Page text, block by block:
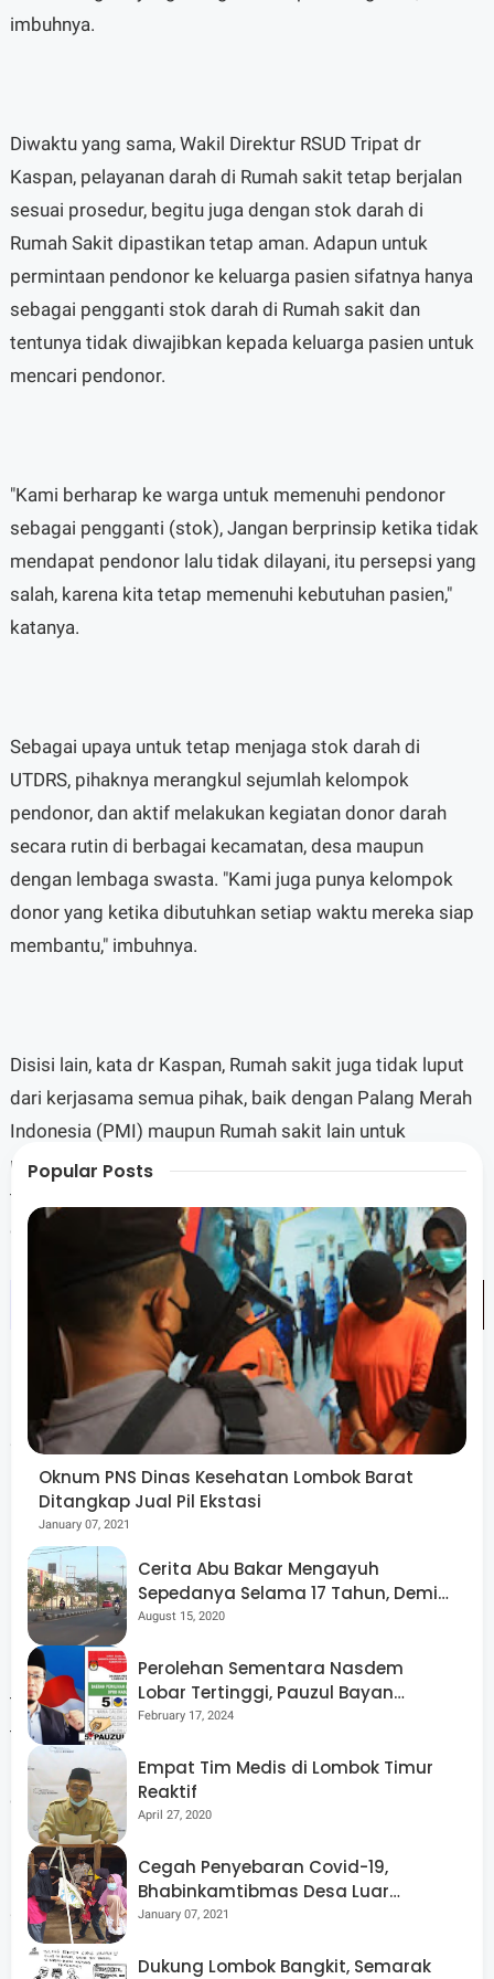
imbuhnya.
Diwaktu yang sama, Wakil Direktur RSUD Tripat dr
Kaspan, pelayanan darah di Rumah sakit tetap berjalan
sesuai prosedur, begitu juga dengan stok darah di
Rumah Sakit dipastikan tetap aman. Adapun untuk
permintaan pendonor ke keluarga pasien sifatnya hanya
sebagai pengganti stok darah di Rumah sakit dan
tentunya tidak diwajibkan kepada keluarga pasien untuk
mencari pendonor.
"Kami berharap ke warga untuk memenuhi pendonor
sebagai pengganti (stok), Jangan berprinsip ketika tidak
mendapat pendonor lalu tidak dilayani, itu persepsi yang
salah, karena kita tetap memenuhi kebutuhan pasien,"
katanya.
Sebagai upaya untuk tetap menjaga stok darah di
UTDRS, pihaknya merangkul sejumlah kelompok
pendonor, dan aktif melakukan kegiatan donor darah
secara rutin di berbagai kecamatan, desa maupun
dengan lembaga swasta. "Kami juga punya kelompok
donor yang ketika dibutuhkan setiap waktu mereka siap
membantu," imbuhnya.
Disisi lain, kata dr Kaspan, Rumah sakit juga tidak luput
dari kerjasama semua pihak, baik dengan Palang Merah
Indonesia (PMI) maupun Rumah sakit lain untuk
memenuhi kebutuhan pasien dan memastikan pelayanan
terhadap pasien tetap optimal. Mengingat, kebutuhan
darah di Rumah sakit mencapai 350 kantong per bulan.
“Kami tekankan, tidak ada perbedaan antara seluruh UTD
karena kita semua saling mengisi antara rumah sakit dan
PMI, bahkan kalau Rumah sakit Provinsi tidak
mempunyai darah kami penuhi," terangnya.
Pihak rumah sakit juga mengimbau agar masyarakat
tidak panik, dan mengonfirmasi langsung ke petugas
terkait jika menghadapi kondisi sulit atau darurat. Ia
menambahkan bahwa sistem permintaan darah sudah
diatur sesuai prosedur yang berlaku..
“Jika warga kesulitan memperoleh darah, ya tidak
masalah lansung mengubungi kami, kami tetap
Popular Posts
Oknum PNS Dinas Kesehatan Lombok Barat
Ditangkap Jual Pil Ekstasi
January 07, 2021
Cerita Abu Bakar Mengayuh
Sepedanya Selama 17 Tahun, Demi
Menggelorakan Kemerdekaan
August 15, 2020
Perolehan Sementara Nasdem
Lobar Tertinggi, Pauzul Bayan
Berpeluang “Rebut” Kursi Dapil 3
February 17, 2024
Empat Tim Medis di Lombok Timur
Reaktif
April 27, 2020
Cegah Penyebaran Covid-19,
Bhabinkamtibmas Desa Luar
Pantau Kegiatan Posyandu
January 07, 2021
Dukung Lombok Bangkit, Semarak